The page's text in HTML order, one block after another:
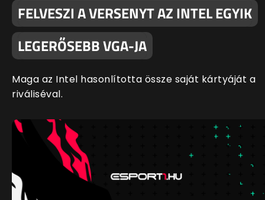
FELVESZI A VERSENYT AZ INTEL EGYIK
LEGERŐSEBB VGA-JA
Maga az Intel hasonlította össze saját kártyáját a
riváliséval.